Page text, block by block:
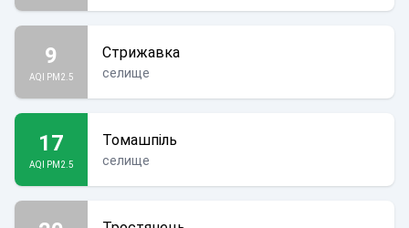
9
AQI PM2.5
Стрижавка
селище
17
AQI PM2.5
Томашпіль
селище